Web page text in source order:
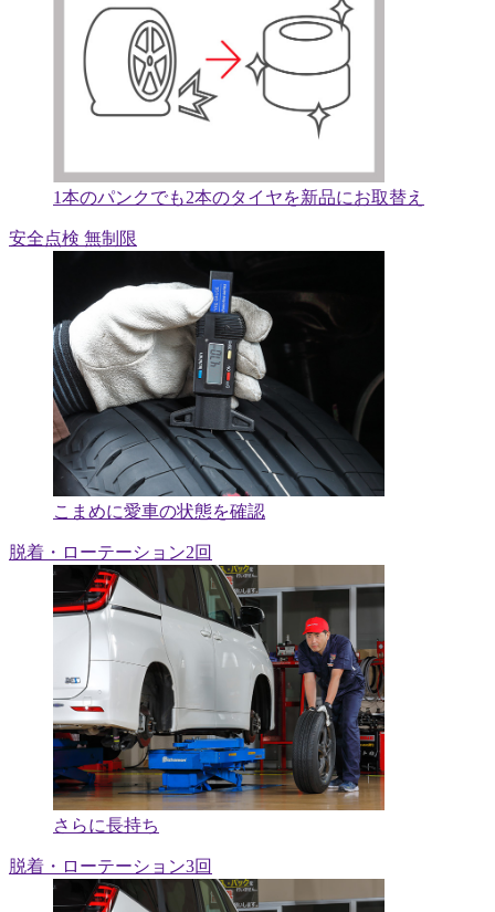
1本のパンクでも2本のタイヤを新品にお取替え
安全点検 無制限
こまめに愛車の状態を確認
脱着・ローテーション2回
さらに長持ち
脱着・ローテーション3回